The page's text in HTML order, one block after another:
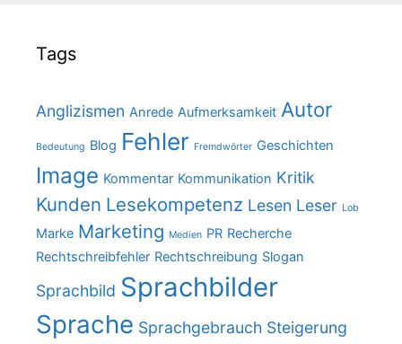
Tags
Anglizismen Anrede Aufmerksamkeit Autor
Bedeutung Blog Fehler Fremdwörter Geschichten
Image Kommentar Kommunikation Kritik
Kunden Lesekompetenz Lesen Leser Lob
Marke Marketing Medien PR Recherche
Rechtschreibfehler Rechtschreibung Slogan
Sprachbild Sprachbilder
Sprache Sprachgebrauch Steigerung